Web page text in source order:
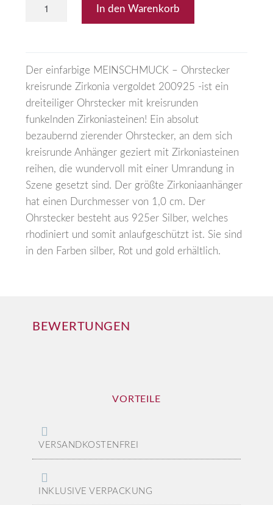
In den Warenkorb
Der einfarbige MEINSCHMUCK – Ohrstecker
kreisrunde Zirkonia vergoldet 200925 -ist ein
dreiteiliger Ohrstecker mit kreisrunden
funkelnden Zirkoniasteinen! Ein absolut
bezaubernd zierender Ohrstecker, an dem sich
kreisrunde Anhänger geziert mit Zirkoniasteinen
reihen, die wundervoll mit einer Umrandung in
Szene gesetzt sind. Der größte Zirkoniaanhänger
hat einen Durchmesser von 1,0 cm. Der
Ohrstecker besteht aus 925er Silber, welches
rhodiniert und somit anlaufgeschützt ist. Sie sind
in den Farben silber, Rot und gold erhältlich.
BEWERTUNGEN
VORTEILE
VERSANDKOSTENFREI
INKLUSIVE VERPACKUNG